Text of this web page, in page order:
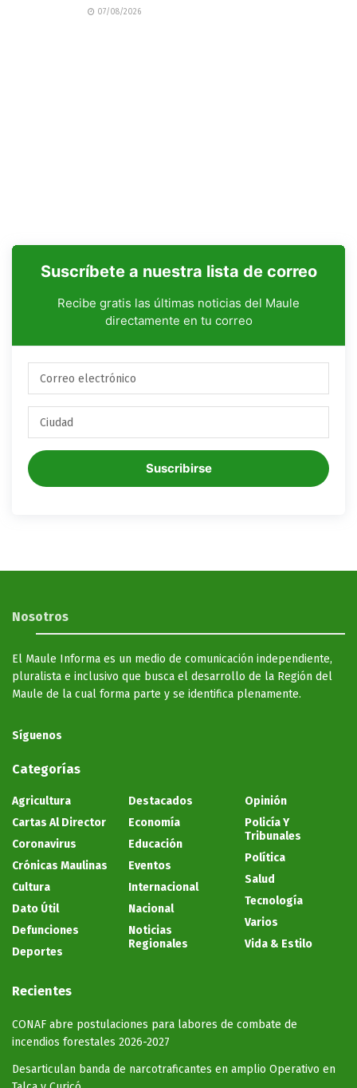
07/08/2026
Suscríbete a nuestra lista de correo
Recibe gratis las últimas noticias del Maule
directamente en tu correo
Suscribirse
Nosotros
El Maule Informa es un medio de comunicación independiente,
pluralista e inclusivo que busca el desarrollo de la Región del
Maule de la cual forma parte y se identifica plenamente.
Síguenos
Categorías
Agricultura
Cartas Al Director
Coronavirus
Crónicas Maulinas
Cultura
Dato Útil
Defunciones
Deportes
Destacados
Economía
Educación
Eventos
Internacional
Nacional
Noticias
Regionales
Opinión
Policía Y
Tribunales
Política
Salud
Tecnología
Varios
Vida & Estilo
Recientes
CONAF abre postulaciones para labores de combate de
incendios forestales 2026-2027
Desarticulan banda de narcotraficantes en amplio Operativo en